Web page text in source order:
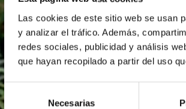
Las cookies de este sitio web se usan
y analizar el tráfico. Además,
redes sociales, publicidad y análisis
que hayan recopilado a partir del uso
Selección
de
Necesarias
el Consejo Europeo de
para recibir las ERC
prestigiosas y
Esta convocatoria está
líderes en su campo,